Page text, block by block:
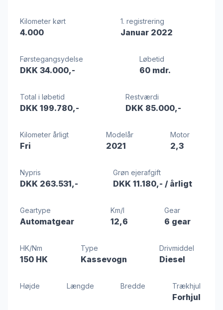
Kilometer kørt
4.000
1. registrering
Januar 2022
Førstegangsydelse
DKK 34.000,-
Løbetid
60 mdr.
Total i løbetid
DKK 199.780,-
Restværdi
DKK 85.000,-
Kilometer årligt
Fri
Modelår
2021
Motor
2,3
Nypris
DKK 263.531,-
Grøn ejerafgift
DKK 11.180,- / årligt
Geartype
Automatgear
Km/l
12,6
Gear
6 gear
HK/Nm
150 HK
Type
Kassevogn
Drivmiddel
Diesel
Højde Længde Bredde Trækhjul
Forhjul